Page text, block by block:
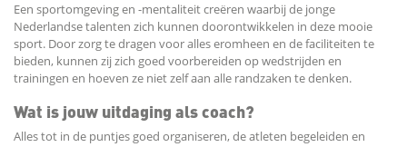
Een sportomgeving en -mentaliteit creëren waarbij de jonge
Nederlandse talenten zich kunnen doorontwikkelen in deze mooie
sport. Door zorg te dragen voor alles eromheen en de faciliteiten te
bieden, kunnen zij zich goed voorbereiden op wedstrijden en
trainingen en hoeven ze niet zelf aan alle randzaken te denken.
Wat is jouw uitdaging als coach?
Alles tot in de puntjes goed organiseren, de atleten begeleiden en